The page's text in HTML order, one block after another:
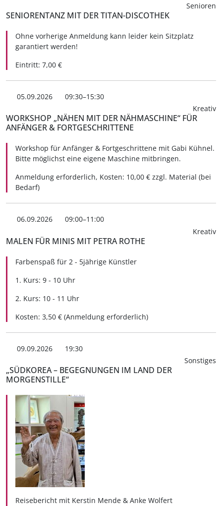
Senioren
SENIORENTANZ MIT DER TITAN-DISCOTHEK
Ohne vorherige Anmeldung kann leider kein Sitzplatz
garantiert werden!
Eintritt: 7,00 €
05.09.2026
09:30–15:30
Kreativ
WORKSHOP „NÄHEN MIT DER NÄHMASCHINE“ FÜR
ANFÄNGER & FORTGESCHRITTENE
Workshop für Anfänger & Fortgeschrittene mit Gabi Kühnel.
Bitte möglichst eine eigene Maschine mitbringen.
Anmeldung erforderlich, Kosten: 10,00 € zzgl. Material (bei
Bedarf)
06.09.2026
09:00–11:00
Kreativ
MALEN FÜR MINIS MIT PETRA ROTHE
Farbenspaß für 2 - 5jährige Künstler
1. Kurs: 9 - 10 Uhr
2. Kurs: 10 - 11 Uhr
Kosten: 3,50 € (Anmeldung erforderlich)
09.09.2026
19:30
Sonstiges
„SÜDKOREA – BEGEGNUNGEN IM LAND DER
MORGENSTILLE“
Reisebericht mit Kerstin Mende & Anke Wolfert